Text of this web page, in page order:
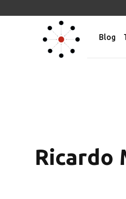
Blog
Ricardo